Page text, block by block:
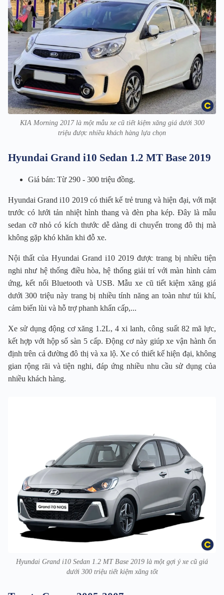
KIA Morning 2017 là một mẫu xe cũ tiết kiệm xăng giá dưới 300
triệu được nhiều khách hàng lựa chọn
Hyundai Grand i10 Sedan 1.2 MT Base 2019
Giá bán: Từ 290 - 300 triệu đồng.
Hyundai Grand i10 2019 có thiết kế trẻ trung và hiện đại, với mặt
trước có lưới tản nhiệt hình thang và đèn pha kép. Đây là mẫu
sedan cỡ nhỏ có kích thước dễ dàng di chuyển trong đô thị mà
không gặp khó khăn khi đỗ xe.
Nội thất của Hyundai Grand i10 2019 được trang bị nhiều tiện
nghi như hệ thống điều hòa, hệ thống giải trí với màn hình cảm
ứng, kết nối Bluetooth và USB. Mẫu xe cũ tiết kiệm xăng giá
dưới 300 triệu này trang bị nhiều tính năng an toàn như túi khí,
cảm biến lùi và hỗ trợ phanh khẩn cấp,...
Xe sử dụng động cơ xăng 1.2L, 4 xi lanh, công suất 82 mã lực,
kết hợp với hộp số sàn 5 cấp. Động cơ này giúp xe vận hành ổn
định trên cả đường đô thị và xa lộ. Xe có thiết kế hiện đại, không
gian rộng rãi và tiện nghi, đáp ứng nhiều nhu cầu sử dụng của
nhiều khách hàng.
Hyundai Grand i10 Sedan 1.2 MT Base 2019 là một gợi ý xe cũ giá
dưới 300 triệu tiết kiệm xăng tốt